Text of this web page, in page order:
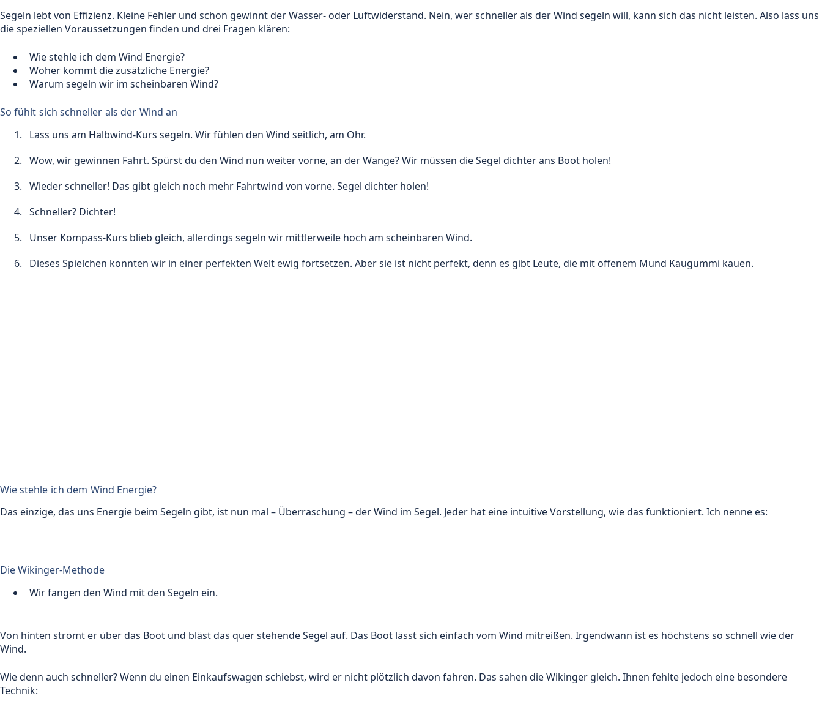
Segeln lebt von Effizienz. Kleine Fehler und schon gewinnt der Wasser- oder Luftwiderstand. Nein, wer schneller als der Wind segeln will, kann sich das nicht leisten. Also lass uns
die speziellen Voraussetzungen finden und drei Fragen klären:
Wie stehle ich dem Wind Energie?
Woher kommt die zusätzliche Energie?
Warum segeln wir im scheinbaren Wind?
So fühlt sich schneller als der Wind an
Lass uns am Halbwind-Kurs segeln. Wir fühlen den Wind seitlich, am Ohr.
Wow, wir gewinnen Fahrt. Spürst du den Wind nun weiter vorne, an der Wange? Wir müssen die Segel dichter ans Boot holen!
Wieder schneller! Das gibt gleich noch mehr Fahrtwind von vorne. Segel dichter holen!
Schneller? Dichter!
Unser Kompass-Kurs blieb gleich, allerdings segeln wir mittlerweile hoch am scheinbaren Wind.
Dieses Spielchen könnten wir in einer perfekten Welt ewig fortsetzen. Aber sie ist nicht perfekt, denn es gibt Leute, die mit offenem Mund Kaugummi kauen.
Wie stehle ich dem Wind Energie?
Das einzige, das uns Energie beim Segeln gibt, ist nun mal – Überraschung – der Wind im Segel. Jeder hat eine intuitive Vorstellung, wie das funktioniert. Ich nenne es:
Die Wikinger-Methode
Wir fangen den Wind mit den Segeln ein.
Von hinten strömt er über das Boot und bläst das quer stehende Segel auf. Das Boot lässt sich einfach vom Wind mitreißen. Irgendwann ist es höchstens so schnell wie der
Wind.
Wie denn auch schneller? Wenn du einen Einkaufswagen schiebst, wird er nicht plötzlich davon fahren. Das sahen die Wikinger gleich. Ihnen fehlte jedoch eine besondere
Technik: